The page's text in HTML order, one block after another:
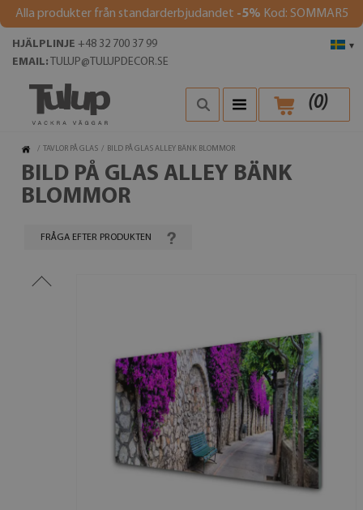
Alla produkter från standarderbjudandet -5% Kod: SOMMAR5
▾
HJÄLPLINJE +48 32 700 37 99
EMAIL: TULUP@TULUPDECOR.SE
(0)
/ TAVLOR PÅ GLAS / BILD PÅ GLAS ALLEY BÄNK BLOMMOR
BILD PÅ GLAS ALLEY BÄNK
BLOMMOR
FRÅGA EFTER PRODUKTEN